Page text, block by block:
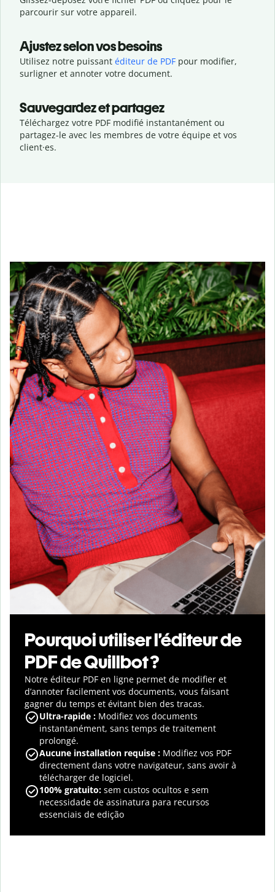
parcourir sur votre appareil.
Ajustez selon vos besoins
Utilisez notre puissant éditeur de PDF pour modifier,
surligner et annoter votre document.
Sauvegardez et partagez
Téléchargez votre PDF modifié instantanément ou
partagez-le avec les membres de votre équipe et vos
client·es.
Pourquoi utiliser l’éditeur de
PDF de Quillbot ?
Notre éditeur PDF en ligne permet de modifier et
d’annoter facilement vos documents, vous faisant
gagner du temps et évitant bien des tracas.
Ultra-rapide : Modifiez vos documents
instantanément, sans temps de traitement
prolongé.
Aucune installation requise : Modifiez vos PDF
directement dans votre navigateur, sans avoir à
télécharger de logiciel.
100% gratuito: sem custos ocultos e sem
necessidade de assinatura para recursos
essenciais de edição